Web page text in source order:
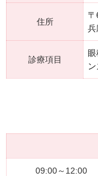
住所
兵
診療項目
09:00～12:00